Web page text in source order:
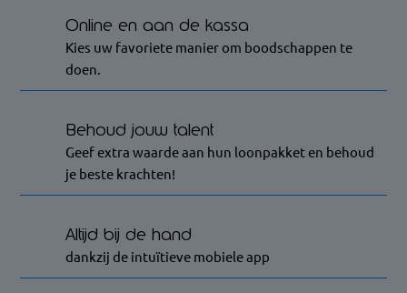
Online en aan de kassa
Kies uw favoriete manier om boodschappen te
doen.
Behoud jouw talent
Geef extra waarde aan hun loonpakket en behoud
je beste krachten!
Altijd bij de hand
dankzij de intuïtieve mobiele app